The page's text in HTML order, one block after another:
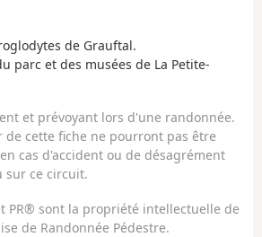
de Grauftal.
parc et des musées de La Petite-
et prévoyant lors d'une randonnée.
de cette fiche ne pourront pas être
cas d'accident ou de désagrément
sur ce circuit.
PR® sont la propriété intellectuelle de
de Randonnée Pédestre.